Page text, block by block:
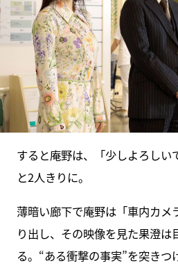
すると庵野は、「少しよろしい
と2人きりに。
薄暗い廊下で庵野は「車内カメ
り出し、その映像を見た果澄は
る。“ある衝撃の事実”を突き